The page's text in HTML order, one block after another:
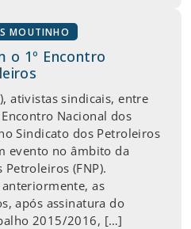
MOUTINHO
o 1º Encontro
ativistas sindicais, entre
Nacional dos
Sindicato dos Petroleiros
evento no âmbito da
Petroleiros (FNP).
as
após assinatura do
2015/2016, […]